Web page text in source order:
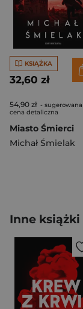
KSIĄŻKA
32,60 zł
54,90 zł - sugerowana
cena detaliczna
Miasto Śmierci
Michał Śmielak
Inne książki